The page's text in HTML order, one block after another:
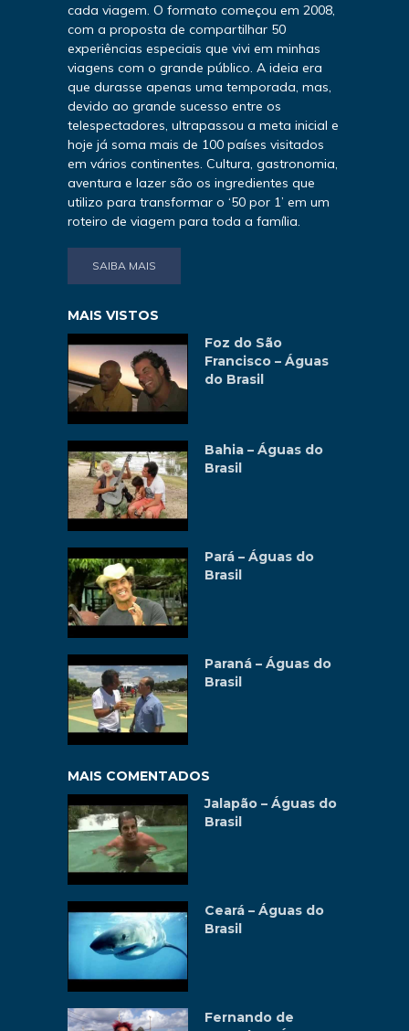
cada viagem. O formato começou em 2008,
com a proposta de compartilhar 50
experiências especiais que vivi em minhas
viagens com o grande público. A ideia era
que durasse apenas uma temporada, mas,
devido ao grande sucesso entre os
telespectadores, ultrapassou a meta inicial e
hoje já soma mais de 100 países visitados
em vários continentes. Cultura, gastronomia,
aventura e lazer são os ingredientes que
utilizo para transformar o ‘50 por 1’ em um
roteiro de viagem para toda a família.
SAIBA MAIS
MAIS VISTOS
Foz do São
Francisco – Águas
do Brasil
Bahia – Águas do
Brasil
Pará – Águas do
Brasil
Paraná – Águas do
Brasil
MAIS COMENTADOS
Jalapão – Águas do
Brasil
Ceará – Águas do
Brasil
Fernando de